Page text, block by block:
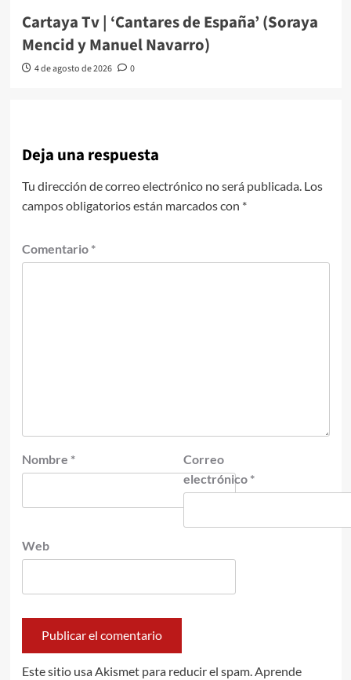
Cartaya Tv | ‘Cantares de España’ (Soraya
Mencid y Manuel Navarro)
4 de agosto de 2026 0
Deja una respuesta
Tu dirección de correo electrónico no será publicada. Los
campos obligatorios están marcados con *
Comentario *
Nombre *
Correo
electrónico *
Web
Este sitio usa Akismet para reducir el spam. Aprende